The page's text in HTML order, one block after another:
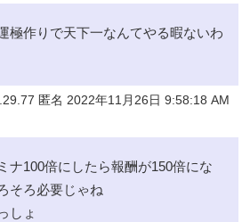
極作りで天下一なんてやる暇ないわ
匿名 2022年11月26日 9:58:18 AM
ナ100倍にしたら報酬が150倍にな
そろ必要じゃね
しょ